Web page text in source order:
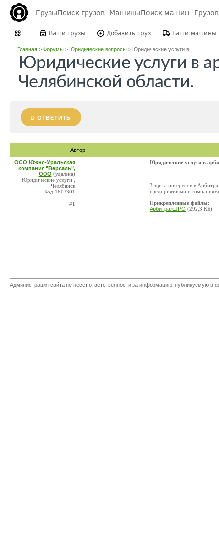
ГрузыПоиск грузов МашиныПоиск машин
Ваши грузы Добавить груз Ваши машины
Главная> Форумы> Юридические вопросы> Юридические услуги в...
Юридические услуги в
Челябинской области.
ОТВЕТИТЬ
Автор
ООО Южно-Уральская
компания "Версаль",
ООО (удалена)
Юридические услуги ,
Челябинск
Код:1602301
#1
Юридические услуги в
Защита интересов в
предприятиями и
Прикрепленные файлы:
Арбитраж.JPG (292,3 КБ)
Администрация сайта не несет ответственности за информацию, публикуемую